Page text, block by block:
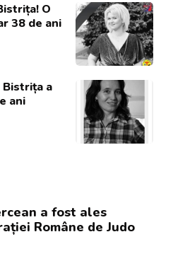
O
38 de ani
Bistrița a
ani
a fost ales
Române de Judo